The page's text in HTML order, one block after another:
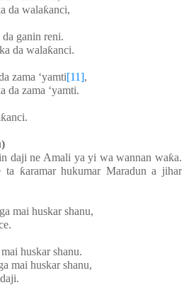
da walaƙanci,
ganin reni.
da walaƙanci.
zama ‘yamti[11],
da zama ‘yamti.
ƙanci.
daji ne Amali ya yi wa wannan waƙa.
ta ƙaramar hukumar Maradun a jihar
mai huskar shanu,
huskar shanu.
mai huskar shanu,